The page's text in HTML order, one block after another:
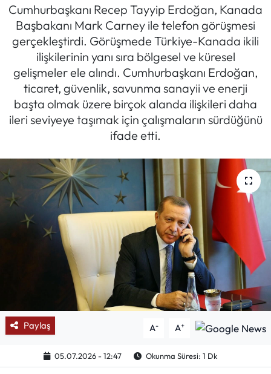
Cumhurbaşkanı Recep Tayyip Erdoğan, Kanada
Başbakanı Mark Carney ile telefon görüşmesi
gerçekleştirdi. Görüşmede Türkiye-Kanada ikili
ilişkilerinin yanı sıra bölgesel ve küresel
gelişmeler ele alındı. Cumhurbaşkanı Erdoğan,
ticaret, güvenlik, savunma sanayii ve enerji
başta olmak üzere birçok alanda ilişkileri daha
ileri seviyeye taşımak için çalışmaların sürdüğünü
ifade etti.
Paylaş A- A+
05.07.2026 - 12:47 Okunma Süresi: 1 Dk
Politik Kulis
Dünya
Magazin
Mektup Galeri
Röportaj
Manşet
Köşe Yazıları
Karikatür Galeri
ASTROLOJİ
Spor Yazıları
Son Dakika Haberleri
Haber Arşivi